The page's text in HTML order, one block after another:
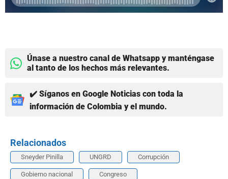
Únase a nuestro canal de Whatsapp y manténgase
al tanto de los hechos más relevantes.
✔️ Síganos en Google Noticias con toda la
información de Colombia y el mundo.
Relacionados
Sneyder Pinilla UNGRD Corrupción
Gobierno nacional Congreso